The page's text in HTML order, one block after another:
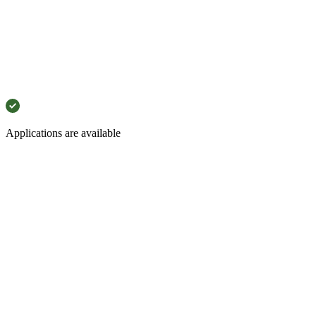
Applications are available